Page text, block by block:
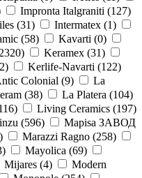
Impronta Italgraniti (127)
(31) Intermatex (1)
(58) Kavarti (0)
2320) Keramex (31)
) Kerlife-Navarti (122)
Colonial (9)
La
(38) La Platera (104)
) Living Ceramics (197)
(596)
Mapisa ЗАВОД
) Marazzi Ragno (258)
) Mayolica (69)
Mijares (4)
Modern